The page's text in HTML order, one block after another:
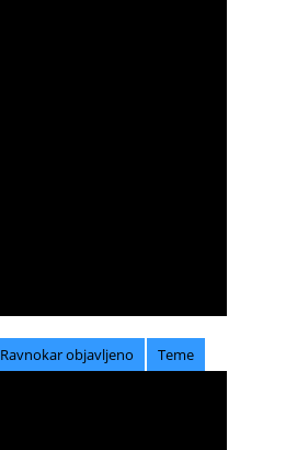
Ravnokar objavljeno Teme